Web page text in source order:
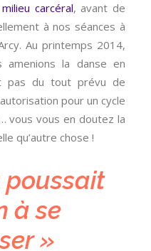
carcéral, avant de
à nos séances à
Au printemps 2014,
la danse en
pas du tout prévu de
pour un cycle
vous vous en doutez la
qu’autre chose !
à se
»